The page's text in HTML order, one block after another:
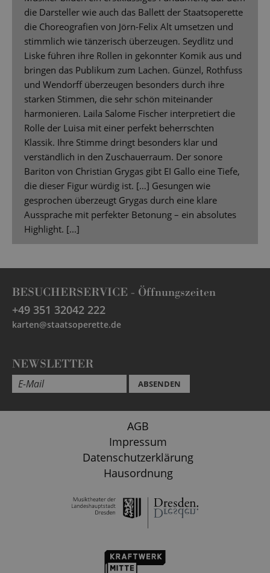
die Darsteller wie auch das Ballett der Staatsoperette
die Choreografien von Jörn-Felix Alt umsetzen und
stimmlich wie tänzerisch überzeugen. Seydlitz und
Liske führen ihre Rollen in gekonnter Komik aus und
bringen das Publikum zum Lachen. Günzel, Rothfuss
und Wendorff überzeugen besonders durch ihre
starken Stimmen, die sehr schön miteinander
harmonieren. Laila Salome Fischer interpretiert die
Rolle der Luisa mit einer perfekt beherrschten
Klassik. Ihre Stimme dringt besonders klar und
verständlich in den Zuschauerraum. Der sonore
Bariton von Christian Grygas gibt EI Gallo eine Tiefe,
die dieser Figur würdig ist. […] Gesungen wie
gesprochen überzeugt Grygas durch eine klare
Aussprache mit perfekter Betonung – ein absolutes
Highlight. [...]
BESUCHERSERVICE - Öffnungszeiten
+49 351 32042 222
karten@staatsoperette.de
NEWSLETTER
ABSENDEN
AGB
Impressum
Datenschutzerklärung
Hausordnung